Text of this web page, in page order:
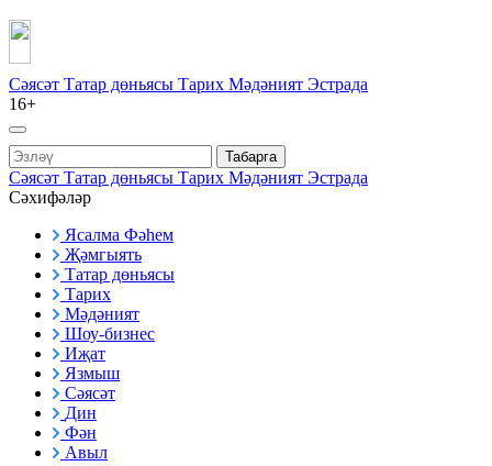
Сәясәт Татар дөньясы Тарих Мәдәният Эстрада
16+
Табарга
Сәясәт Татар дөньясы Тарих Мәдәният Эстрада
Сәхифәләр
Ясалма Фәһем
Җәмгыять
Татар дөньясы
Тарих
Мәдәният
Шоу-бизнес
Иҗат
Язмыш
Сәясәт
Дин
Фән
Авыл